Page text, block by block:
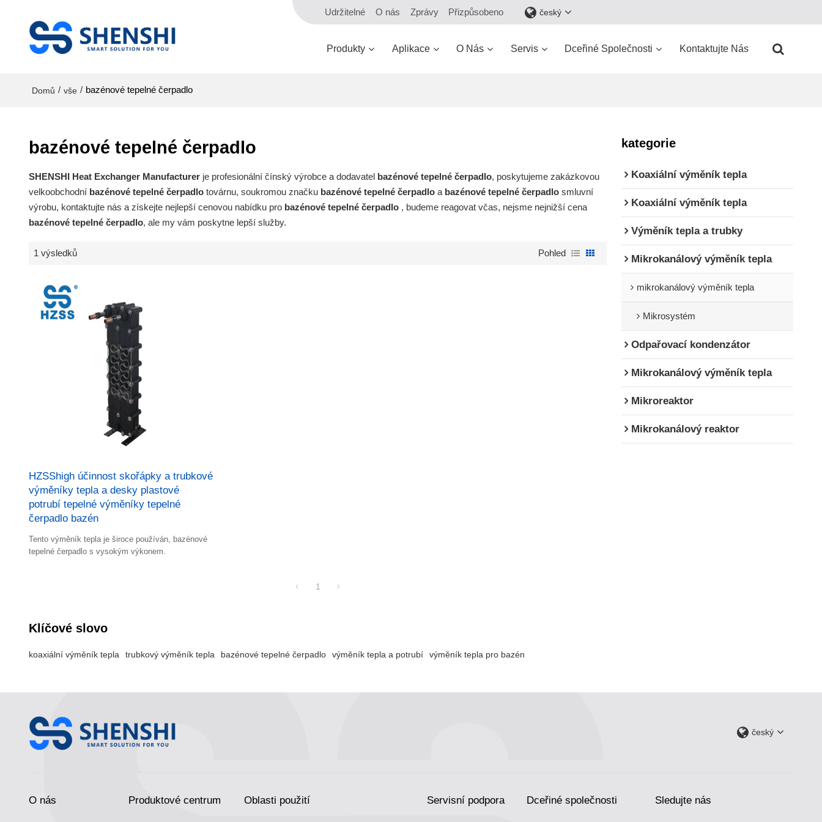
Udržitelné O nás Zprávy Přizpůsobeno český
Produkty Aplikace O Nás Servis Dceřiné Společnosti Kontaktujte Nás
Domů / vše / bazénové tepelné čerpadlo
bazénové tepelné čerpadlo
SHENSHI Heat Exchanger Manufacturer​je profesionální čínský výrobce a dodavatel bazénové tepelné čerpadlo, poskytujeme zakázkovou
velkoobchodní bazénové tepelné čerpadlotovárnu, soukromou značku bazénové tepelné čerpadloa bazénové tepelné čerpadlosmluvní
výrobu, kontaktujte nás a získejte nejlepší cenovou nabídku pro bazénové tepelné čerpadlo, budeme reagovat včas, nejsme nejnižší cena
bazénové tepelné čerpadlo, ale my vám poskytne lepší služby.
1 výsledků Pohled
HZSShigh účinnost skořápky a trubkové
výměníky tepla a desky plastové
potrubí tepelné výměníky tepelné
čerpadlo bazén
Tento výměník tepla je široce používán, bazénové
tepelné čerpadlo s vysokým výkonem.
1
Klíčové slovo
koaxiální výměník tepla trubkový výměník tepla bazénové tepelné čerpadlo výměník tepla a potrubí výměník tepla pro bazén
kategorie
Koaxiální výměník tepla
Koaxiální výměník tepla
Výměník tepla a trubky
Mikrokanálový výměník tepla
mikrokanálový výměník tepla
Mikrosystém
Odpařovací kondenzátor
Mikrokanálový výměník tepla
Mikroreaktor
Mikrokanálový reaktor
český
O nás Produktové centrum Oblasti použití Servisní podpora Dceřiné společnosti Sledujte nás